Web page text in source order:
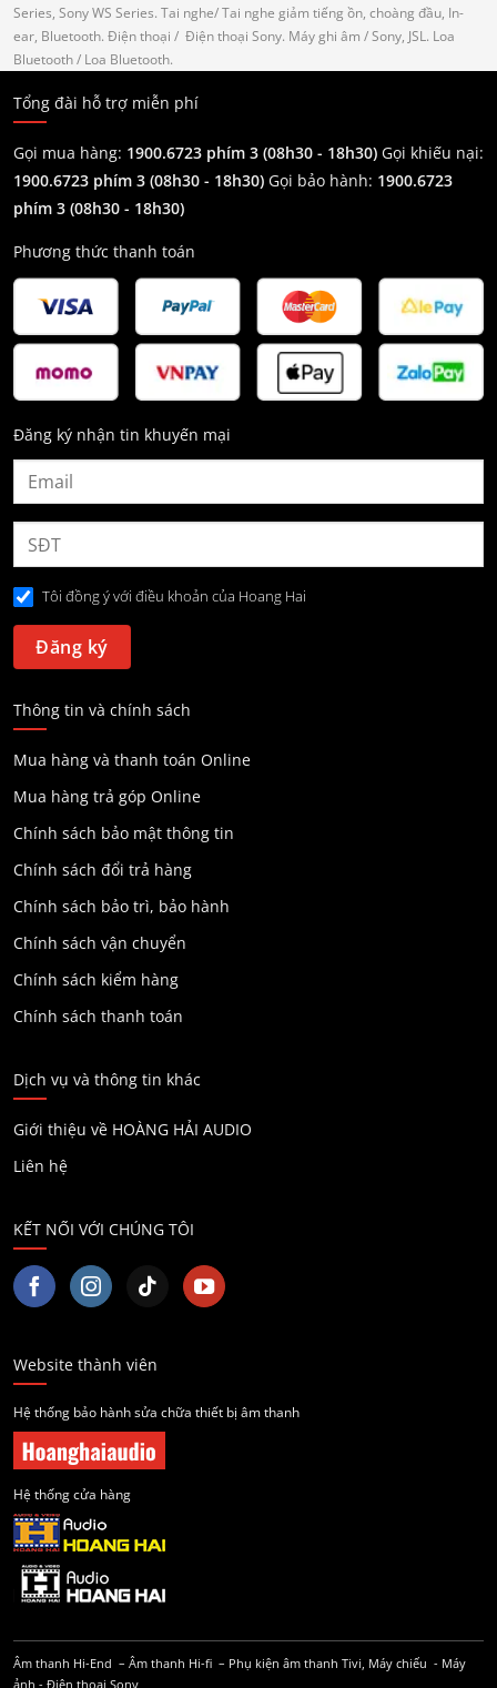
Series, Sony WS Series. Tai nghe/ Tai nghe giảm tiếng ồn, choàng đầu, In-
ear, Bluetooth. Điện thoại / Điện thoại Sony. Máy ghi âm / Sony, JSL. Loa
Bluetooth/ Loa Bluetooth.
Tổng đài hỗ trợ miễn phí
Gọi mua hàng: 1900.6723 phím 3 (08h30 - 18h30) Gọi khiếu nại:
1900.6723 phím 3 (08h30 - 18h30) Gọi bảo hành: 1900.6723
phím 3 (08h30 - 18h30)
Phương thức thanh toán
Đăng ký nhận tin khuyến mại
Tôi đồng ý với điều khoản của Hoang Hai
Thông tin và chính sách
Mua hàng và thanh toán Online
Mua hàng trả góp Online
Chính sách bảo mật thông tin
Chính sách đổi trả hàng
Chính sách bảo trì, bảo hành
Chính sách vận chuyển
Chính sách kiểm hàng
Chính sách thanh toán
Dịch vụ và thông tin khác
Giới thiệu về HOÀNG HẢI AUDIO
Liên hệ
KẾT NỐI VỚI CHÚNG TÔI
Website thành viên
Hệ thống bảo hành sửa chữa thiết bị âm thanh
Hệ thống cửa hàng
Âm thanh Hi-End – Âm thanh Hi-fi – Phụ kiện âm thanh Tivi, Máy chiếu - Máy
ảnh - Điện thoại Sony